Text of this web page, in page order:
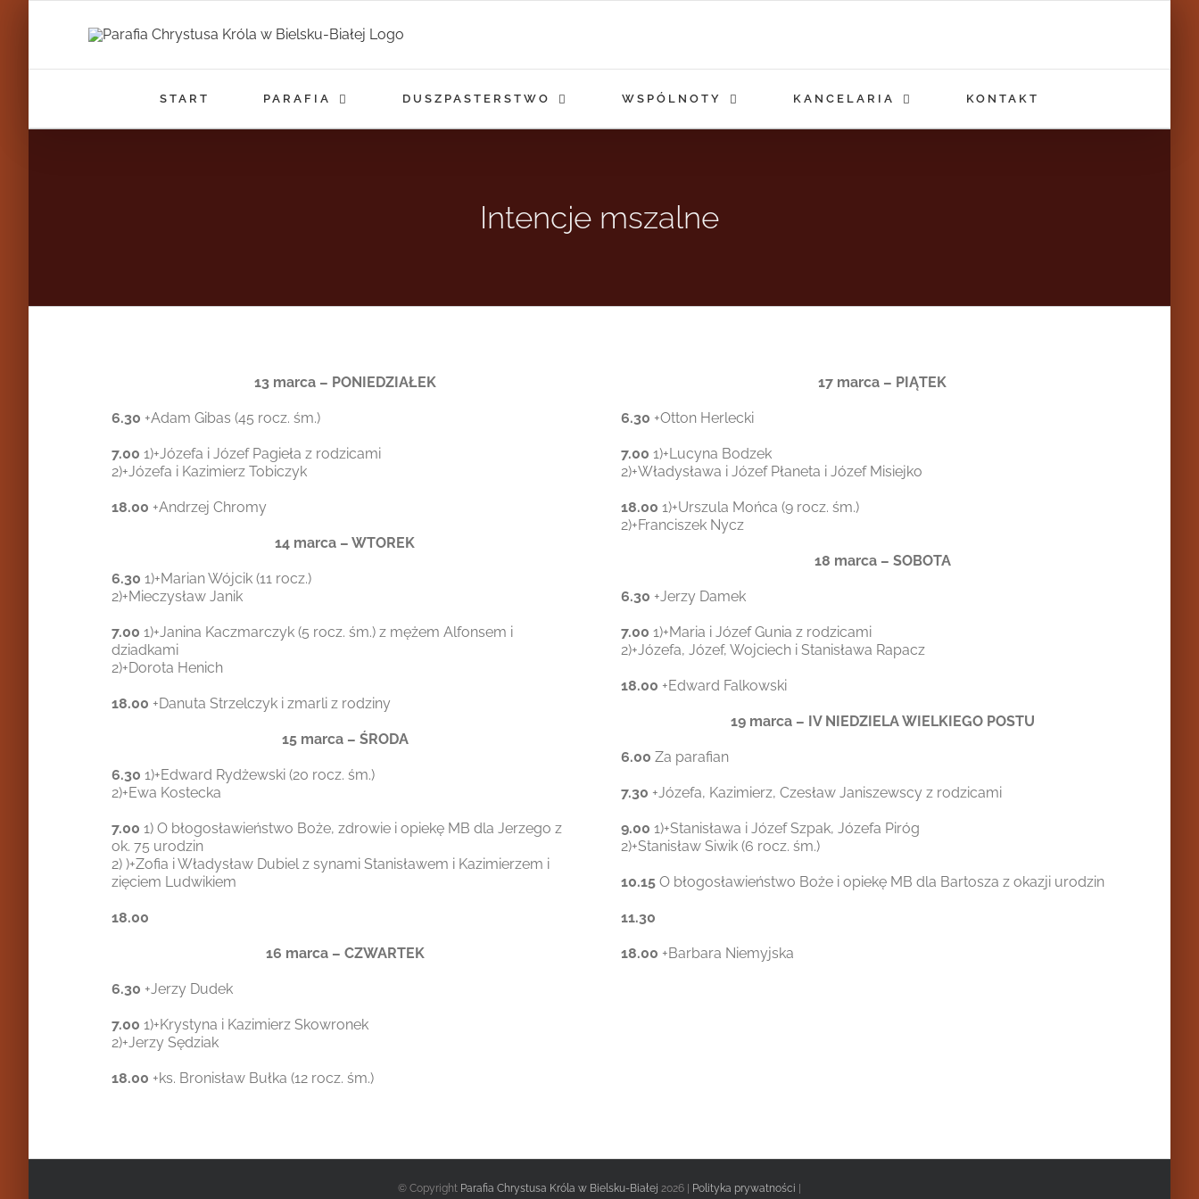
START PARAFIA DUSZPASTERSTWO WSPÓLNOTY KANCELARIA KONTAKT
Intencje mszalne
13 marca – PONIEDZIAŁEK
6.30 +Adam Gibas (45 rocz. śm.)
7.00 1)+Józefa i Józef Pagieła z rodzicami
2)+Józefa i Kazimierz Tobiczyk
18.00 +Andrzej Chromy
14 marca – WTOREK
6.30 1)+Marian Wójcik (11 rocz.)
2)+Mieczysław Janik
7.00 1)+Janina Kaczmarczyk (5 rocz. śm.) z mężem Alfonsem i
dziadkami
2)+Dorota Henich
18.00 +Danuta Strzelczyk i zmarli z rodziny
15 marca – ŚRODA
6.30 1)+Edward Rydżewski (20 rocz. śm.)
2)+Ewa Kostecka
7.00 1) O błogosławieństwo Boże, zdrowie i opiekę MB dla Jerzego z
ok. 75 urodzin
2) )+Zofia i Władysław Dubiel z synami Stanisławem i Kazimierzem i
zięciem Ludwikiem
18.00
16 marca – CZWARTEK
6.30 +Jerzy Dudek
7.001)+Krystyna i Kazimierz Skowronek
2)+Jerzy Sędziak
18.00 +ks. Bronisław Bułka (12 rocz. śm.)
17 marca – PIĄTEK
6.30 +Otton Herlecki
7.001)+Lucyna Bodzek
2)+Władysława i Józef Płaneta i Józef Misiejko
18.00 1)+Urszula Mońca (9 rocz. śm.)
2)+Franciszek Nycz
18 marca – SOBOTA
6.30 +Jerzy Damek
7.00 1)+Maria i Józef Gunia z rodzicami
2)+Józefa, Józef, Wojciech i Stanisława Rapacz
18.00 +Edward Falkowski
19 marca – IV NIEDZIELA WIELKIEGO POSTU
6.00Za parafian
7.30 +Józefa, Kazimierz, Czesław Janiszewscy z rodzicami
9.001)+Stanisława i Józef Szpak, Józefa Piróg
2)+Stanisław Siwik (6 rocz. śm.)
10.15 O błogosławieństwo Boże i opiekę MB dla Bartosza z okazji urodzin
11.30
18.00 +Barbara Niemyjska
© Copyright Parafia Chrystusa Króla w Bielsku-Białej 2026 | Polityka prywatności